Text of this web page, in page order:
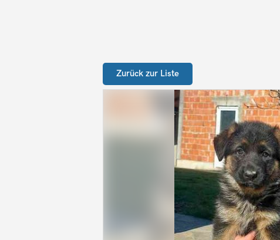
Zurück zur Liste